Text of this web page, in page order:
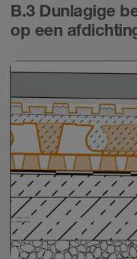
B.3 Dunlagige
op een